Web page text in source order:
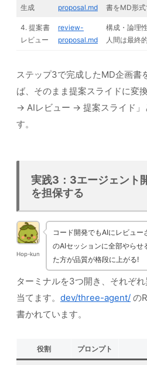
生成
proposal.md
書をMD形
4. 提案書
レビュー
review-
proposal.md
構成・論理
人間は最終
ステップ3で完成したMD企画
ば、そのまま提案スライドに変
→ AIレビュー → 提案スライド」
す。
実践3：3エージェント
を担保する
Hop-kun
コード開発でもAIにレビュー
のAIセッションに全部やらせ
た方が品質が格段に上がる!
ターミナルを3つ開き、それぞ
当てます。 dev/three-agent/ の
書かれています。
役割 プロンプト